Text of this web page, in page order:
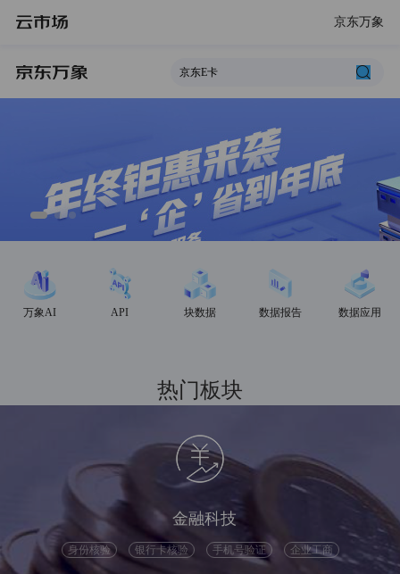
京东万象
万象AI API 块数据 数据报告 数据应用
热门板块
金融科技
身份核验 银行卡核验 手机号验证 企业工商